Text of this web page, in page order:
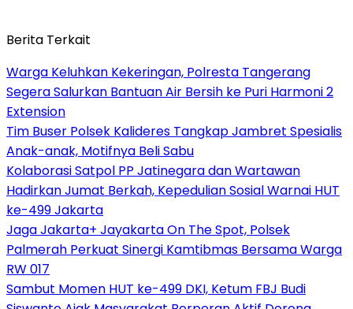
Berita Terkait
Warga Keluhkan Kekeringan, Polresta Tangerang
Segera Salurkan Bantuan Air Bersih ke Puri Harmoni 2
Extension
Tim Buser Polsek Kalideres Tangkap Jambret Spesialis
Anak-anak, Motifnya Beli Sabu
Kolaborasi Satpol PP Jatinegara dan Wartawan
Hadirkan Jumat Berkah, Kepedulian Sosial Warnai HUT
ke-499 Jakarta
Jaga Jakarta+ Jayakarta On The Spot, Polsek
Palmerah Perkuat Sinergi Kamtibmas Bersama Warga
RW 017
Sambut Momen HUT ke-499 DKI, Ketum FBJ Budi